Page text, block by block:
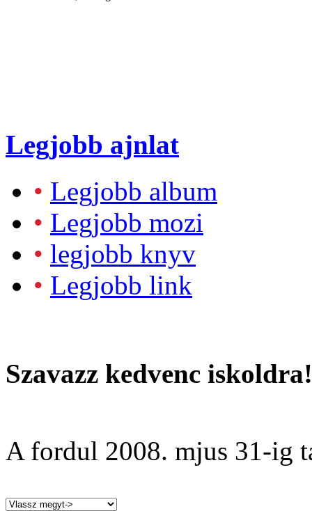
Legjobb ajnlat
• Legjobb album
• Legjobb mozi
• legjobb knyv
• Legjobb link
Szavazz kedvenc iskoldra!
A fordul 2008. mjus 31-ig